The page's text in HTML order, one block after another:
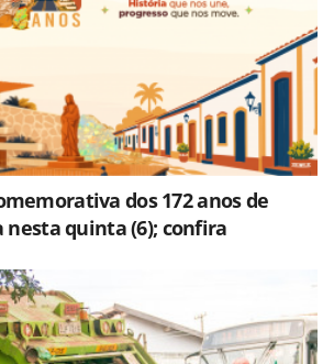
dos 172 anos de
nesta quinta (6); confira